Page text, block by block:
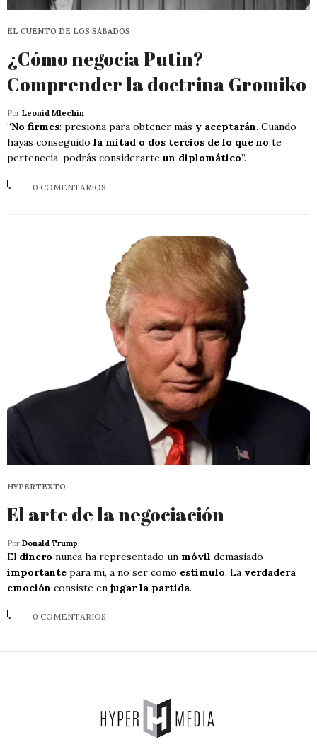
EL CUENTO DE LOS SÁBADOS
¿Cómo negocia Putin?
Comprender la doctrina Gromiko
Por Leonid Mlechin
“No firmes: presiona para obtener más y aceptarán. Cuando
hayas conseguido la mitad o dos tercios de lo que no te
pertenecía, podrás considerarte un diplomático”.
0 COMENTARIOS
HYPERTEXTO
El arte de la negociación
Por Donald Trump
El dinero nunca ha representado un móvil demasiado
importante para mí, a no ser como estímulo. La verdadera
emoción consiste en jugar la partida.
0 COMENTARIOS